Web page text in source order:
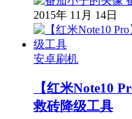
2015年 11月 14日
安卓刷机
【红米Note10
救砖降级工具